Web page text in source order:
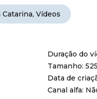
Catarina, Vídeos
Duração do
Tamanho:
Data de
Canal alfa: